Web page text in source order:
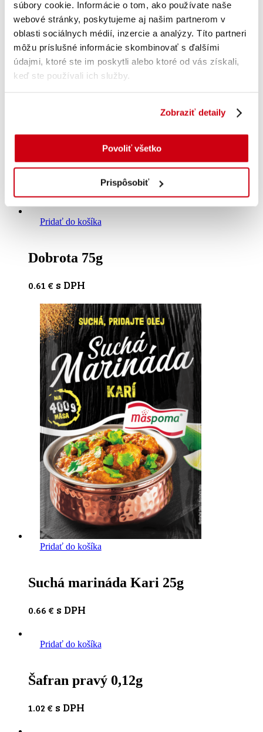
súbory cookie. Informácie o tom, ako používate naše
webové stránky, poskytujeme aj našim partnerom v
oblasti sociálnych médií, inzercie a analýzy. Títo partneri
môžu príslušné informácie skombinovať s ďalšími
údajmi, ktoré ste im poskytli alebo ktoré od vás získali,
keď ste používali ich služby.
Zobraziť detaily
Povoliť všetko
Prispôsobiť
Kôprová omáčka 50 g
Pridať do košíka
Dobrota 75g
0.61 € s DPH
Pridať do košíka
Suchá marináda Kari 25g
0.66 € s DPH
Pridať do košíka
Šafran pravý 0,12g
1.02 € s DPH